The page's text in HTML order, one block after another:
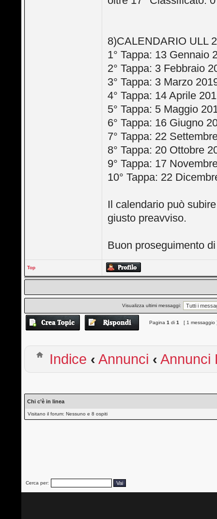
8)CALENDARIO ULL
1° Tappa: 13 Gennaio
2° Tappa: 3 Febbraio
3° Tappa: 3 Marzo
4° Tappa: 14 Aprile
5° Tappa: 5 Maggio
6° Tappa: 16 Giugno
7° Tappa: 22
8° Tappa: 20 Ottobre
9° Tappa: 17
10° Tappa: 22
Il calendario può
giusto preavviso.
Buon proseguimento
Top
Visualizza ultimi messaggi:
Pagina1 di1 [ 1 messaggio
Indice ‹ Annunci ‹ Annunci
Chi c’è in linea
Visitano il forum: Nessuno e 8 ospiti
Cerca per: